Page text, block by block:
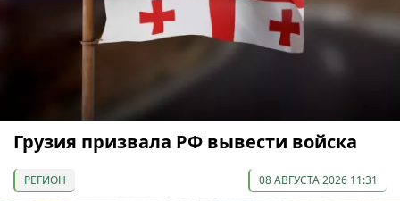
Грузия призвала РФ вывести войска
РЕГИОН 08 АВГУСТА 2026 11:31